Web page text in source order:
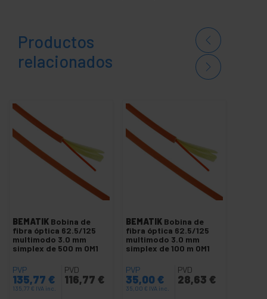
Productos
relacionados
BEMATIK Bobina de
fibra óptica 62.5/125
multimodo 3.0 mm
simplex de 500 m OM1
PVP
135,77 €
135,77 € IVA inc.
PVD
116,77 €
BEMATIK Bobina de
fibra óptica 62.5/125
multimodo 3.0 mm
simplex de 100 m OM1
PVP
35,00 €
35,00 € IVA inc.
PVD
28,63 €